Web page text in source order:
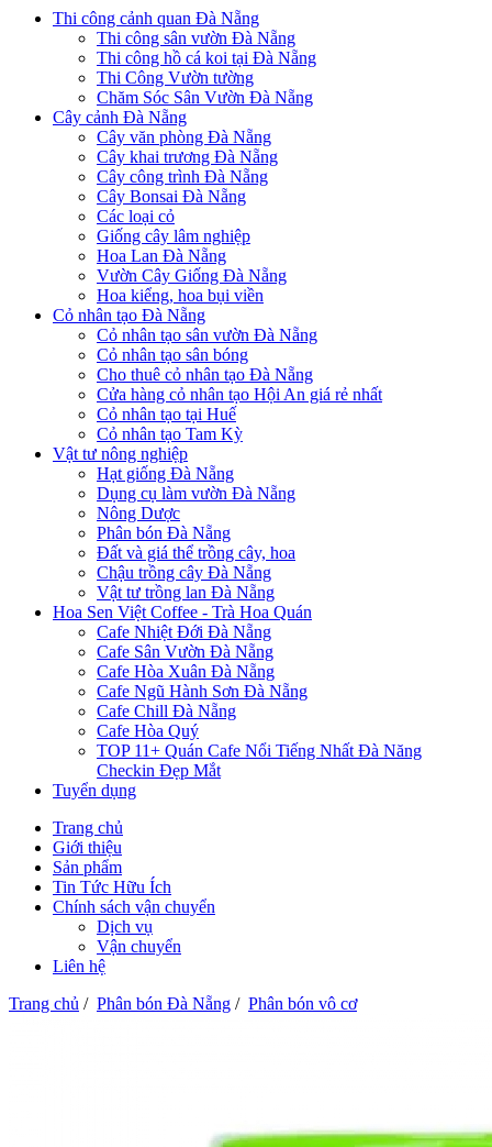
Thi công cảnh quan Đà Nẵng
Thi công sân vườn Đà Nẵng
Thi công hồ cá koi tại Đà Nẵng
Thi Công Vườn tường
Chăm Sóc Sân Vườn Đà Nẵng
Cây cảnh Đà Nẵng
Cây văn phòng Đà Nẵng
Cây khai trương Đà Nẵng
Cây công trình Đà Nẵng
Cây Bonsai Đà Nẵng
Các loại cỏ
Giống cây lâm nghiệp
Hoa Lan Đà Nẵng
Vườn Cây Giống Đà Nẵng
Hoa kiểng, hoa bụi viền
Cỏ nhân tạo Đà Nẵng
Cỏ nhân tạo sân vườn Đà Nẵng
Cỏ nhân tạo sân bóng
Cho thuê cỏ nhân tạo Đà Nẵng
Cửa hàng cỏ nhân tạo Hội An giá rẻ nhất
Cỏ nhân tạo tại Huế
Cỏ nhân tạo Tam Kỳ
Vật tư nông nghiệp
Hạt giống Đà Nẵng
Dụng cụ làm vườn Đà Nẵng
Nông Dược
Phân bón Đà Nẵng
Đất và giá thể trồng cây, hoa
Chậu trồng cây Đà Nẵng
Vật tư trồng lan Đà Nẵng
Hoa Sen Việt Coffee - Trà Hoa Quán
Cafe Nhiệt Đới Đà Nẵng
Cafe Sân Vườn Đà Nẵng
Cafe Hòa Xuân Đà Nẵng
Cafe Ngũ Hành Sơn Đà Nẵng
Cafe Chill Đà Nẵng
Cafe Hòa Quý
TOP 11+ Quán Cafe Nổi Tiếng Nhất Đà Năng
Checkin Đẹp Mắt
Tuyển dụng
Trang chủ
Giới thiệu
Sản phẩm
Tin Tức Hữu Ích
Chính sách vận chuyển
Dịch vụ
Vận chuyển
Liên hệ
Trang chủ / Phân bón Đà Nẵng / Phân bón vô cơ